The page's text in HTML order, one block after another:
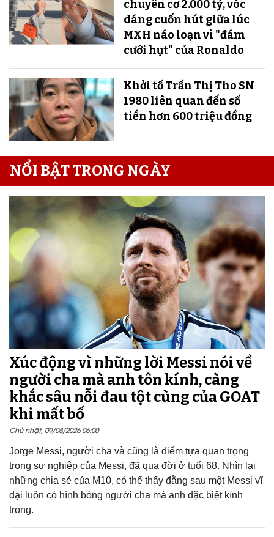
chuyên cơ 2.000 tỷ, vóc
dáng cuốn hút giữa lúc
MXH náo loạn vì "đám
cưới hụt" của Ronaldo
Khởi tố Trần Thị Tho SN
1980 liên quan đến số
tiền hơn 600 triệu đồng
NỔI BẬT TRONG NGÀY
Xúc động vì những lời Messi nói về
người cha mà anh tôn kính, càng
khắc sâu nỗi đau tột cùng của GOAT
khi mất bố
Chủ nhật, 09/08/2026 06:00
Jorge Messi, người cha và cũng là điểm tựa quan trọng
trong sự nghiệp của Messi, đã qua đời ở tuổi 68. Nhìn lại
những chia sẻ của M10, có thể thấy đằng sau một Messi vĩ
đại luôn có hình bóng người cha mà anh đặc biệt kính
trọng.